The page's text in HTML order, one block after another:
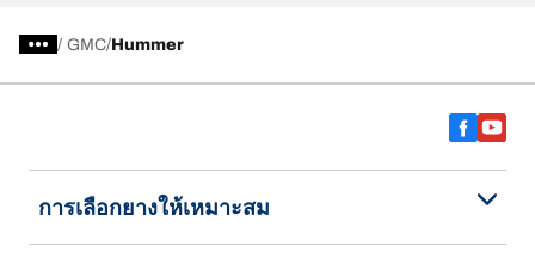
/ GMC Hummer
การเลือกยางให้เหมาะสม